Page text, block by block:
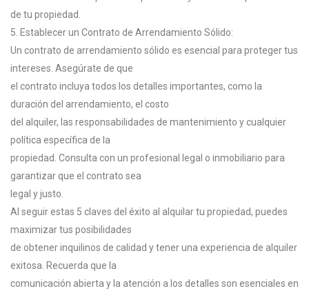
de tu propiedad.
5. Establecer un Contrato de Arrendamiento Sólido:
Un contrato de arrendamiento sólido es esencial para proteger tus
intereses. Asegúrate de que
el contrato incluya todos los detalles importantes, como la
duración del arrendamiento, el costo
del alquiler, las responsabilidades de mantenimiento y cualquier
política específica de la
propiedad. Consulta con un profesional legal o inmobiliario para
garantizar que el contrato sea
legal y justo.
Al seguir estas 5 claves del éxito al alquilar tu propiedad, puedes
maximizar tus posibilidades
de obtener inquilinos de calidad y tener una experiencia de alquiler
exitosa. Recuerda que la
comunicación abierta y la atención a los detalles son esenciales en